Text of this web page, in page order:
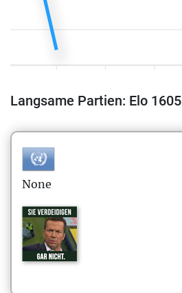
Langsame Partien: Elo 1605
None